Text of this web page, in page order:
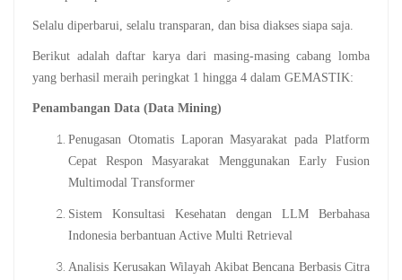
Selalu diperbarui, selalu transparan, dan bisa diakses siapa saja.
Berikut adalah daftar karya dari masing-masing cabang lomba
yang berhasil meraih peringkat 1 hingga 4 dalam GEMASTIK:
Penambangan Data (Data Mining)
Penugasan Otomatis Laporan Masyarakat pada Platform
Cepat Respon Masyarakat Menggunakan Early Fusion
Multimodal Transformer
Sistem Konsultasi Kesehatan dengan LLM Berbahasa
Indonesia berbantuan Active Multi Retrieval
Analisis Kerusakan Wilayah Akibat Bencana Berbasis Citra